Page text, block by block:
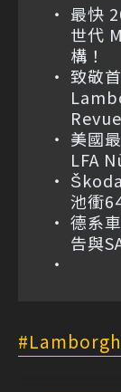
最快
世代
構！
致敬
美國
LFA
池衝
德系
告與